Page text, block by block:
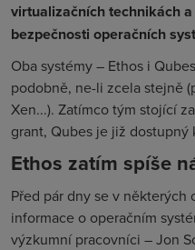
virtualizačních technikách
bezpečnosti operačních
Oba systémy – Ethos i
podobně, ne-li zcela stejně
Xen...). Zatímco tým stojící
grant, Qubes je již dostupný
Ethos zatím spíše
Před pár dny se v
informace o operačním
výzkumní pracovníci – Jon